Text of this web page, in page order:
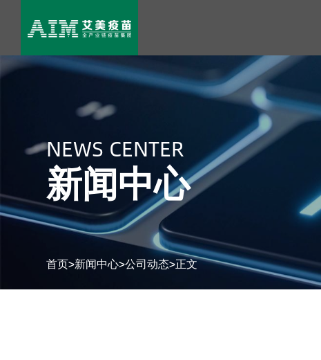
NEWS CENTER
新闻中心
首页>新闻中心>公司动态>正文